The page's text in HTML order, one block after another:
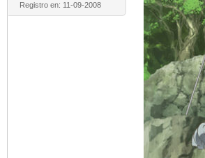
Registro en: 11-09-2008